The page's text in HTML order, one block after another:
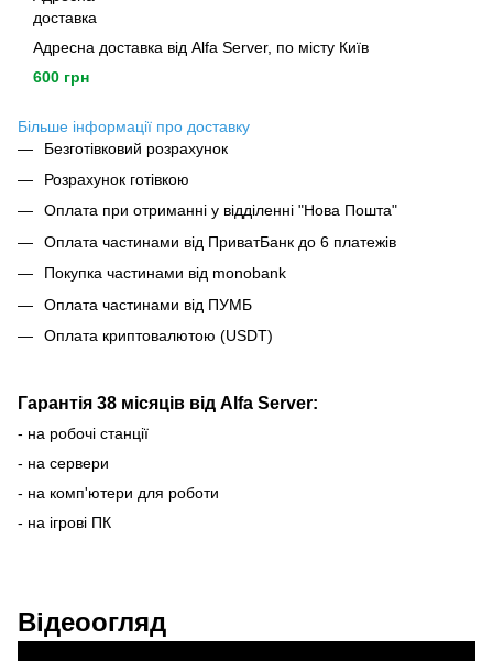
Адресна доставка від Alfa Server, по місту Київ
600 грн
Більше інформації про доставку
Безготівковий розрахунок
Розрахунок готівкою
Оплата при отриманні у відділенні "Нова Пошта"
Оплата частинами від ПриватБанк до 6 платежів
Покупка частинами від monobank
Оплата частинами від ПУМБ
Оплата криптовалютою (USDT)
Гарантія 38 місяців від Alfa Server:
- на робочі станції
- на сервери
- на комп'ютери для роботи
- на ігрові ПК
Відеоогляд